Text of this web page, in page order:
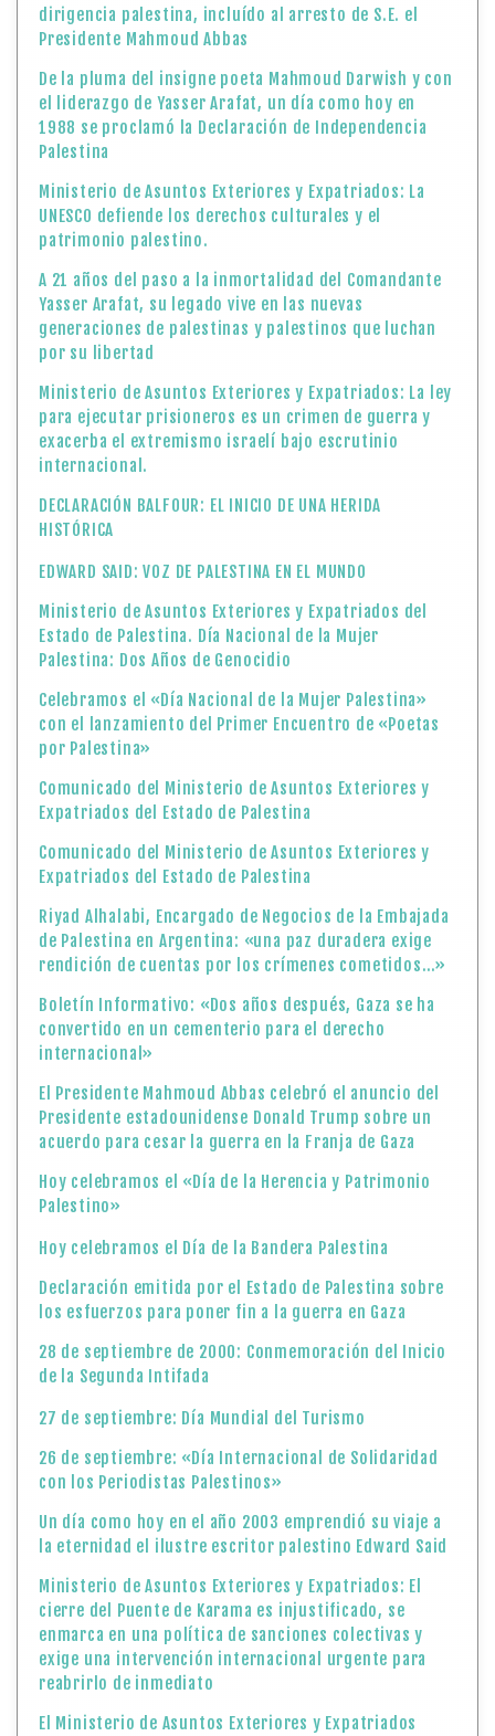
dirigencia palestina, incluído al arresto de S.E. el
Presidente Mahmoud Abbas
De la pluma del insigne poeta Mahmoud Darwish y con
el liderazgo de Yasser Arafat, un día como hoy en
1988 se proclamó la Declaración de Independencia
Palestina
Ministerio de Asuntos Exteriores y Expatriados: La
UNESCO defiende los derechos culturales y el
patrimonio palestino.
A 21 años del paso a la inmortalidad del Comandante
Yasser Arafat, su legado vive en las nuevas
generaciones de palestinas y palestinos que luchan
por su libertad
Ministerio de Asuntos Exteriores y Expatriados: La ley
para ejecutar prisioneros es un crimen de guerra y
exacerba el extremismo israelí bajo escrutinio
internacional.
DECLARACIÓN BALFOUR: EL INICIO DE UNA HERIDA
HISTÓRICA
EDWARD SAID: VOZ DE PALESTINA EN EL MUNDO
Ministerio de Asuntos Exteriores y Expatriados del
Estado de Palestina. Día Nacional de la Mujer
Palestina: Dos Años de Genocidio
Celebramos el «Día Nacional de la Mujer Palestina»
con el lanzamiento del Primer Encuentro de «Poetas
por Palestina»
Comunicado del Ministerio de Asuntos Exteriores y
Expatriados del Estado de Palestina
Comunicado del Ministerio de Asuntos Exteriores y
Expatriados del Estado de Palestina
Riyad Alhalabi, Encargado de Negocios de la Embajada
de Palestina en Argentina: «una paz duradera exige
rendición de cuentas por los crímenes cometidos…»
Boletín Informativo: «Dos años después, Gaza se ha
convertido en un cementerio para el derecho
internacional»
El Presidente Mahmoud Abbas celebró el anuncio del
Presidente estadounidense Donald Trump sobre un
acuerdo para cesar la guerra en la Franja de Gaza
Hoy celebramos el «Día de la Herencia y Patrimonio
Palestino»
Hoy celebramos el Día de la Bandera Palestina
Declaración emitida por el Estado de Palestina sobre
los esfuerzos para poner fin a la guerra en Gaza
28 de septiembre de 2000: Conmemoración del Inicio
de la Segunda Intifada
27 de septiembre: Día Mundial del Turismo
26 de septiembre: «Día Internacional de Solidaridad
con los Periodistas Palestinos»
Un día como hoy en el año 2003 emprendió su viaje a
la eternidad el ilustre escritor palestino Edward Said
Ministerio de Asuntos Exteriores y Expatriados: El
cierre del Puente de Karama es injustificado, se
enmarca en una política de sanciones colectivas y
exige una intervención internacional urgente para
reabrirlo de inmediato
El Ministerio de Asuntos Exteriores y Expatriados